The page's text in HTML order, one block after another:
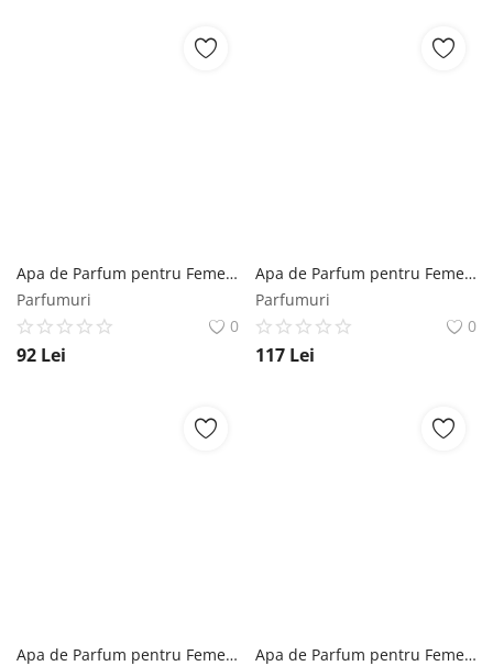
Apa de Parfum pentru Femei - Maison Alhambra EDP Florenza, 100 ml Maison Alhambra
Parfumuri
0
92 Lei
Apa de Parfum pentru Femei - Maison Alhambra EDP Athena, 100 ml Maison Alhambra
Parfumuri
0
117 Lei
Apa de Parfum pentru Femei - Lattafa Perfumes EDP Yara, 50 ml Lattafa
Apa de Parfum pentru Femei - Lattafa Perfumes EDP Ser Hubbee, 100 ml Lattafa